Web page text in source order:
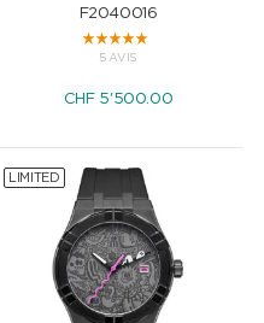
F2040016
5 AVIS
CHF5'500.00
LIMITED